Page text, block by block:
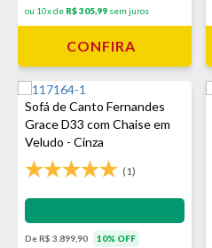
ou 10x de R$ 305,99 sem juros
CONFIRA
Sofá de Canto Fernandes
Grace D33 com Chaise em
Veludo - Cinza
(1)
Impermeabilização - VEDA
De R$ 3.899,90 10% OFF